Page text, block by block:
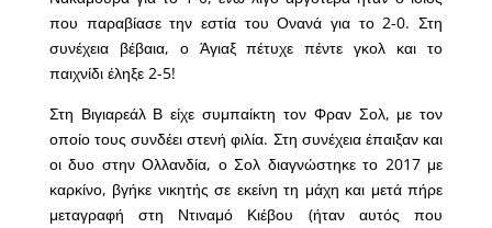
που παραβίασε την εστία του Ονανά για το 2-0. Στη
συνέχεια βέβαια, ο Άγιαξ πέτυχε πέντε γκολ και το
παιχνίδι έληξε 2-5!
Στη Βιγιαρεάλ Β είχε συμπαίκτη τον Φραν Σολ, με τον
οποίο τους συνδέει στενή φιλία. Στη συνέχεια έπαιξαν και
οι δυο στην Ολλανδία, ο Σολ διαγνώστηκε το 2017 με
καρκίνο, βγήκε νικητής σε εκείνη τη μάχη και μετά πήρε
μεταγραφή στη Ντιναμό Κιέβου (ήταν αυτός που